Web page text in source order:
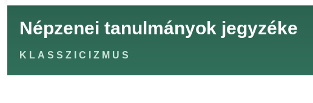
Népzenei tanulmányok jegyzéke
KLASSZICIZMUS